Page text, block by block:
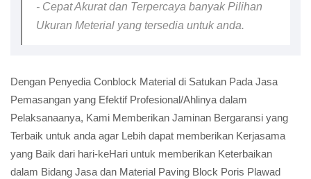
- Cepat Akurat dan Terpercaya banyak Pilihan
Ukuran Meterial yang tersedia untuk anda.
Dengan Penyedia Conblock Material di Satukan Pada Jasa
Pemasangan yang Efektif Profesional/Ahlinya dalam
Pelaksanaanya, Kami Memberikan Jaminan Bergaransi yang
Terbaik untuk anda agar Lebih dapat memberikan Kerjasama
yang Baik dari hari-keHari untuk memberikan Keterbaikan
dalam Bidang Jasa dan Material Paving Block Poris Plawad